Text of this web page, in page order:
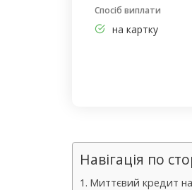
Спосіб виплати
на картку
Навігація по
Миттєвий кредит